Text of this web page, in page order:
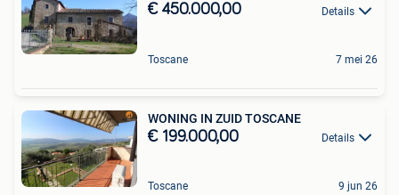
€ 450.000,00 Details
Toscane 7 mei 26
WONING IN ZUID TOSCANE
€ 199.000,00 Details
Toscane 9 jun 26